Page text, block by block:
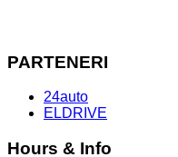
PARTENERI
24auto
ELDRIVE
Hours & Info